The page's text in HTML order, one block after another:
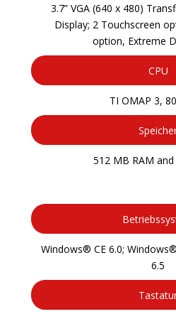
3.7” VGA (640 x 480)
Display; 2 Touchscreen
option, Extreme
CPU
TI OMAP 3,
512 MB RAM and
Windows® CE 6.0;
6.5